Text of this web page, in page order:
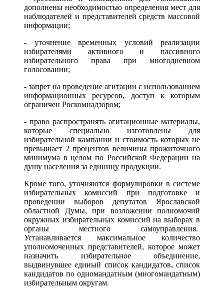
дополнены необходимостью определения мест для
наблюдателей и представителей средств массовой
информации;
- уточнение временных условий реализации
избирателями активного и пассивного
избирательного права при многодневном
голосовании;
- запрет на проведение агитации с использованием
информационных ресурсов, доступ к которым
ограничен Роскомнадзором;
- право распространять агитационные материалы,
которые специально изготовлены для
избирательной кампании и стоимость которых не
превышает 2 процентов величины прожиточного
минимума в целом по Российской Федерации на
душу населения за единицу продукции.
Кроме того, уточняются формулировки в системе
избирательных комиссий при подготовке и
проведении выборов депутатов Ярославской
областной Думы, при возложении полномочий
окружных избирательных комиссий на выборах в
органы местного самоуправления.
Устанавливается максимальное количество
уполномоченных представителей, которое может
назначить избирательное объединение,
выдвинувшее единый список кандидатов, список
кандидатов по одномандатным (многомандатным)
избирательным округам.